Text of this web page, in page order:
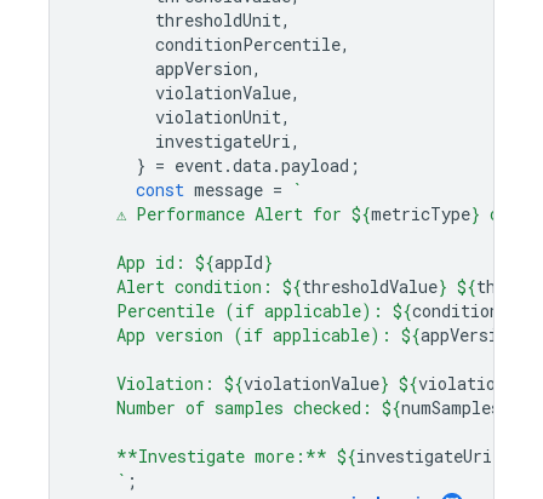
thresholdUnit,
conditionPercentile,
appVersion,
violationValue,
violationUnit,
investigateUri,
} = event.data.payload ;
const message =
`
    ⚠️ Performance Alert for
${metricType} of
    App id:
${appId}
    Alert condition:
${thresholdValue} ${
    Percentile (if applicable):
${
    App version (if applicable):
${appVersion
    Violation:
${violationValue} ${violationUnit
    Number of samples checked:
${numSamples
    **Investigate more:**
${investigateUri
    `
;